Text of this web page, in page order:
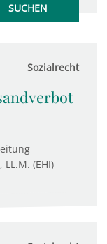
Sozialrecht
(EHI)